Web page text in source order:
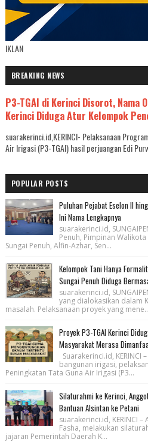
IKLAN
BREAKING NEWS
P3-TGAI di Kerinci Disorot, Nama
Kerinci Diduga Atur Kelompok
suarakerinci.id,KERINCI- Pelaksanaan
Air Irigasi (P3-TGAI) hasil perjuangan Edi
POPULAR POSTS
Puluhan Pejabat Eselon II
Ini Nama Lengkapnya
suarakerinci.id,
Penuh, Pimpinan
Sungai Penuh, Alfin-Azhar, Sen...
Kelompok Tani Hanya
Sungai Penuh Diduga
suarakerinci.id,
yang dialokasikan dalam
masalah. Pelaksanaan proyek yang
Proyek P3-TGAI Kerinci
Masyarakat Merasa
Suarakerinci.id, KERINCI
bangunan irigasi,
Peningkatan Tata Guna Air Irigasi (P3...
Silaturahmi ke Kerinci,
Bantuan Alsintan ke Petani
suarakerinci.id, KERINCI –
Fasha, melakukan
jajaran Pemerintah Daerah K...